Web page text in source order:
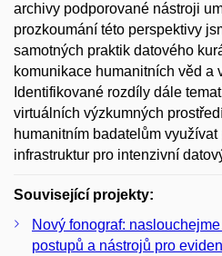
archivy podporované nástroji
prozkoumání této perspektivy
samotných praktik datového
komunikace humanitních věd a
Identifikované rozdíly dále
virtuálních výzkumných
humanitním badatelům
infrastruktur pro intenzivní
Související projekty:
Nový fonograf:
postupů a nástrojů pro